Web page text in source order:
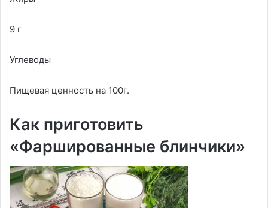
9 г
Углеводы
Пищевая ценность на 100г.
Как приготовить
«Фаршированные блинчики»